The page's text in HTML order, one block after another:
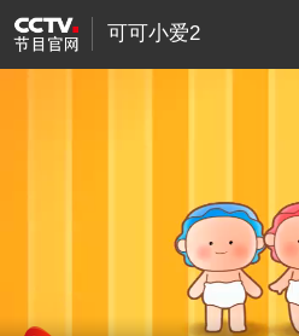
可可小爱2